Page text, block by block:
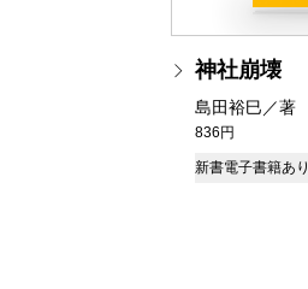
神社崩壊
島田裕巳／著
836円
新書電子書籍あり